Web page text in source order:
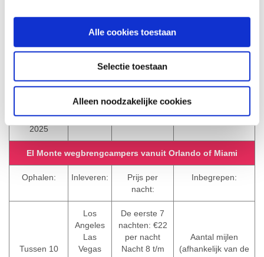
Alle cookies toestaan
Selectie toestaan
Alleen noodzakelijke cookies
25 maart
2025
28 maart
2025
Orlando
21: €108 per
nacht
28: €112 per
nacht
100: €112 per
nacht
Persoonlijke
El Monte wegbrengcampers vanuit Orlando of Miami
Ophalen: Inleveren:
Prijs per
nacht:
Inbegrepen:
Tussen 10
Los
Angeles
Las
Vegas
De eerste 7
nachten: €22
per nacht
Nacht 8 t/m
Aantal mijlen
(afhankelijk van de